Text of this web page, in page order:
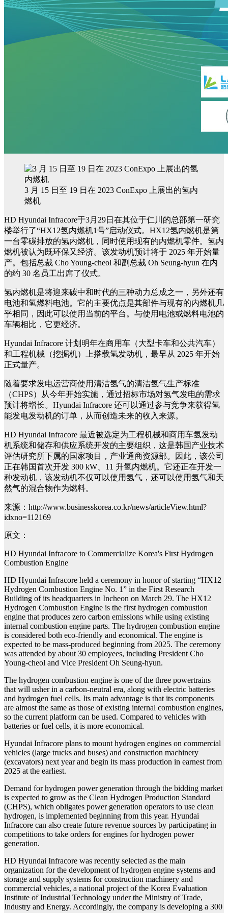
3 月 15 日至 19 日在 2023 ConExpo 上展出的氢内
燃机
HD Hyundai Infracore于3月29日在其位于仁川的总部第一研究
楼举行了“HX12氢内燃机1号”启动仪式。HX12氢内燃机是第
一台零碳排放的氢内燃机，同时使用现有的内燃机零件。氢内
燃机被认为既环保又经济。该发动机预计将于 2025 年开始量
产。包括总裁 Cho Young-cheol 和副总裁 Oh Seung-hyun 在内
的约 30 名员工出席了仪式。
氢内燃机是将迎来碳中和时代的三种动力总成之一，另外还有
电池和氢燃料电池。它的主要优点是其部件与现有的内燃机几
乎相同，因此可以使用当前的平台。与使用电池或燃料电池的
车辆相比，它更经济。
Hyundai Infracore 计划明年在商用车（大型卡车和公共汽车）
和工程机械（挖掘机）上搭载氢发动机，最早从 2025 年开始
正式量产。
随着要求发电运营商使用清洁氢气的清洁氢气生产标准
（CHPS）从今年开始实施，通过招标市场对氢气发电的需求
预计将增长。Hyundai Infracore 还可以通过参与竞争来获得氢
能发电发动机的订单，从而创造未来的收入来源。
HD Hyundai Infracore 最近被选定为工程机械和商用车氢发动
机系统和储存和供应系统开发的主要组织，这是韩国产业技术
评估研究所下属的国家项目，产业通商资源部。因此，该公司
正在韩国首次开发 300 kW、11 升氢内燃机。它还正在开发一
种发动机，该发动机不仅可以使用氢气，还可以使用氢气和天
然气的混合物作为燃料。
来源：http://www.businesskorea.co.kr/news/articleView.html?
idxno=112169
原文：
HD Hyundai Infracore to Commercialize Korea's First Hydrogen
Combustion Engine
HD Hyundai Infracore held a ceremony in honor of starting “HX12
Hydrogen Combustion Engine No. 1” in the First Research
Building of its headquarters in Incheon on March 29. The HX12
Hydrogen Combustion Engine is the first hydrogen combustion
engine that produces zero carbon emissions while using existing
internal combustion engine parts. The hydrogen combustion engine
is considered both eco-friendly and economical. The engine is
expected to be mass-produced beginning from 2025. The ceremony
was attended by about 30 employees, including President Cho
Young-cheol and Vice President Oh Seung-hyun.
The hydrogen combustion engine is one of the three powertrains
that will usher in a carbon-neutral era, along with electric batteries
and hydrogen fuel cells. Its main advantage is that its components
are almost the same as those of existing internal combustion engines,
so the current platform can be used. Compared to vehicles with
batteries or fuel cells, it is more economical.
Hyundai Infracore plans to mount hydrogen engines on commercial
vehicles (large trucks and buses) and construction machinery
(excavators) next year and begin its mass production in earnest from
2025 at the earliest.
Demand for hydrogen power generation through the bidding market
is expected to grow as the Clean Hydrogen Production Standard
(CHPS), which obligates power generation operators to use clean
hydrogen, is implemented beginning from this year. Hyundai
Infracore can also create future revenue sources by participating in
competitions to take orders for engines for hydrogen power
generation.
HD Hyundai Infracore was recently selected as the main
organization for the development of hydrogen engine systems and
storage and supply systems for construction machinery and
commercial vehicles, a national project of the Korea Evaluation
Institute of Industrial Technology under the Ministry of Trade,
Industry and Energy. Accordingly, the company is developing a 300